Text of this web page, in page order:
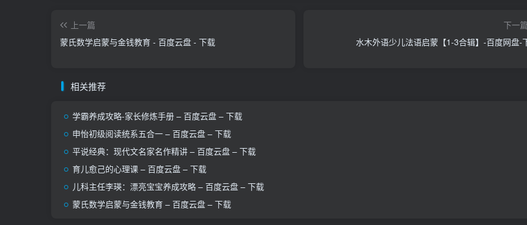
上一篇
蒙氏数学启蒙与金钱教育 - 百度云盘 - 下载
下一
水木外语少儿法语启蒙【1-3合辑】-百度网盘-
相关推荐
学霸养成攻略-家长修炼手册 – 百度云盘 – 下载
申怡初级阅读统系‬五合一 – 百度云盘 – 下载
平说经典：现代文名家名作精讲 – 百度云盘 – 下载
育儿愈己的心理课 – 百度云盘 – 下载
儿科主任李瑛：漂亮宝宝养成攻略 – 百度云盘 – 下载
蒙氏数学启蒙与金钱教育 – 百度云盘 – 下载